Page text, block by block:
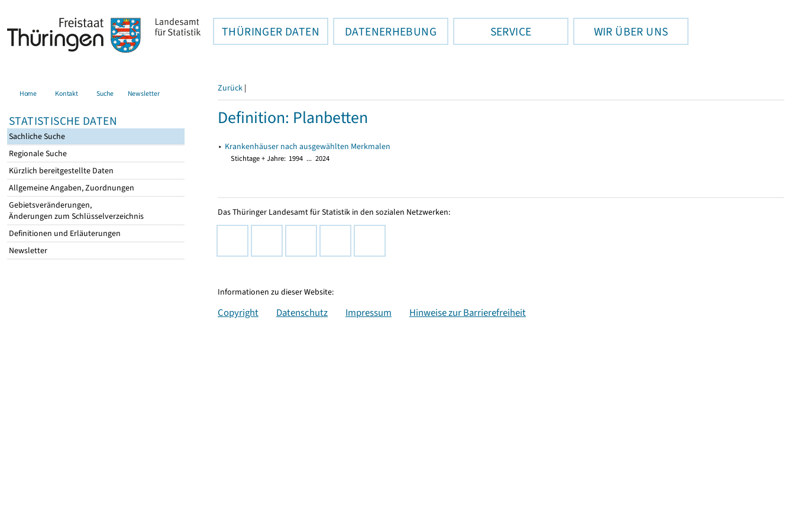
THÜRINGER DATEN DATENERHEBUNG SERVICE WIR ÜBER UNS
Home Kontakt Suche Newsletter
STATISTISCHE DATEN
Sachliche Suche
Regionale Suche
Kürzlich bereitgestellte Daten
Allgemeine Angaben, Zuordnungen
Gebietsveränderungen,
Änderungen zum Schlüsselverzeichnis
Definitionen und Erläuterungen
Newsletter
Zurück |
Definition: Planbetten
▸ Krankenhäuser nach ausgewählten Merkmalen
Stichtage + Jahre: 1994 ... 2024
Das Thüringer Landesamt für Statistik in den sozialen Netzwerken:
Informationen zu dieser Website:
Copyright Datenschutz Impressum Hinweise zur Barrierefreiheit